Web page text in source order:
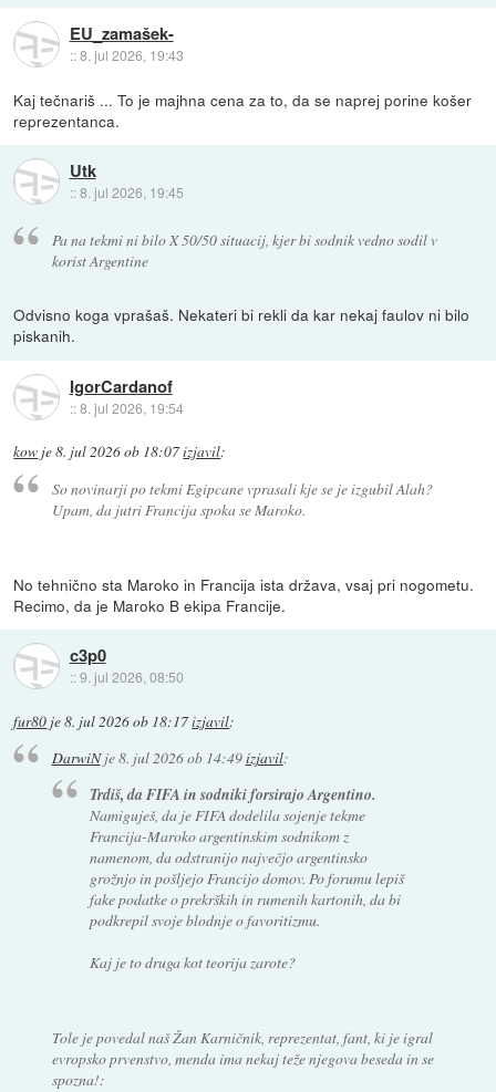
EU_zamašek-
::8. jul 2026, 19:43
Kaj tečnariš ... To je majhna cena za to, da se naprej porine košer
reprezentanca.
Utk
::8. jul 2026, 19:45
Pa na tekmi ni bilo X 50/50 situacij, kjer bi sodnik vedno sodil v
korist Argentine
Odvisno koga vprašaš. Nekateri bi rekli da kar nekaj faulov ni bilo
piskanih.
IgorCardanof
::8. jul 2026, 19:54
kow je8. jul 2026 ob 18:07izjavil:
So novinarji po tekmi Egipcane vprasali kje se je izgubil Alah?
Upam, da jutri Francija spoka se Maroko.
No tehnično sta Maroko in Francija ista država, vsaj pri nogometu.
Recimo, da je Maroko B ekipa Francije.
c3p0
::9. jul 2026, 08:50
fur80 je8. jul 2026 ob 18:17izjavil:
DarwiNje8. jul 2026 ob 14:49izjavil:
Trdiš, da FIFA in sodniki forsirajo Argentino.
Namiguješ, da je FIFA dodelila sojenje tekme
Francija-Maroko argentinskim sodnikom z
namenom, da odstranijo največjo argentinsko
grožnjo in pošljejo Francijo domov. Po forumu lepiš
fake podatke o prekrških in rumenih kartonih, da bi
podkrepil svoje blodnje o favoritizmu.
Kaj je to druga kot teorija zarote?
Tole je povedal naš Žan Karničnik, reprezentat, fant, ki je igral
evropsko prvenstvo, menda ima nekaj teže njegova beseda in se
spozna!: